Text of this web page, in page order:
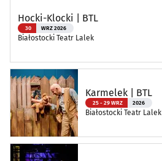
Hocki-Klocki | BTL
30 WRZ 2026
Białostocki Teatr Lalek
Karmelek | BTL
25 - 29 WRZ 2026
Białostocki Teatr Lalek